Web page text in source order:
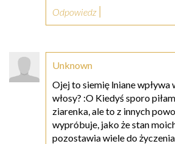
Odpowiedz
Unknown
Ojej to siemię lniane wpływa
włosy? :O Kiedyś sporo
ziarenka, ale to z innych
wypróbuje, jako że stan
pozostawia wiele do